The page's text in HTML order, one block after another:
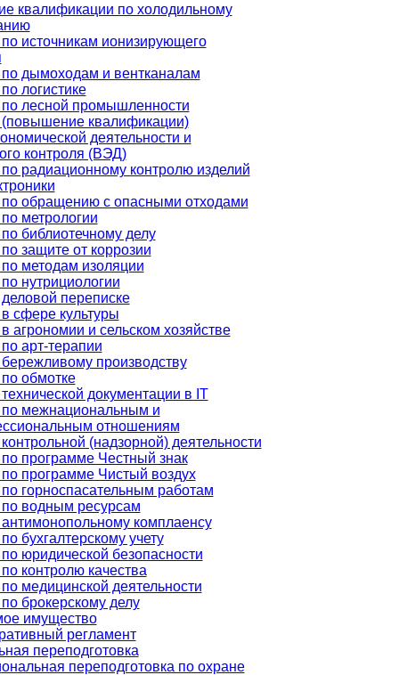
квалификации по холодильному
источникам ионизирующего
дымоходам и вентканалам
логистике
лесной промышленности
квалификации)
деятельности и
контроля (ВЭД)
радиационному контролю изделий
обращению с опасными отходами
метрологии
библиотечному делу
защите от коррозии
методам изоляции
нутрициологии
переписке
сфере культуры
агрономии и сельском хозяйстве
арт-терапии
производству
обмотке
документации в IT
межнациональным и
отношениям
(надзорной) деятельности
программе Честный знак
программе Чистый воздух
горноспасательным работам
водным ресурсам
комплаенсу
бухгалтерскому учету
юридической безопасности
контролю качества
медицинской деятельности
брокерскому делу
имущество
регламент
переподготовка
переподготовка по охране